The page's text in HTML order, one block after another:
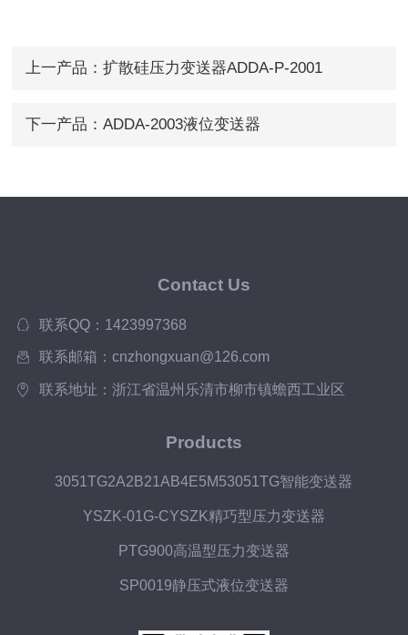
上一产品： 扩散硅压力变送器ADDA-P-2001
下一产品： ADDA-2003液位变送器
Contact Us
联系QQ：1423997368
联系邮箱：cnzhongxuan@126.com
联系地址：浙江省温州乐清市柳市镇蟾西工业区
Products
3051TG2A2B21AB4E5M53051TG智能变送器
YSZK-01G-CYSZK精巧型压力变送器
PTG900高温型压力变送器
SP0019静压式液位变送器